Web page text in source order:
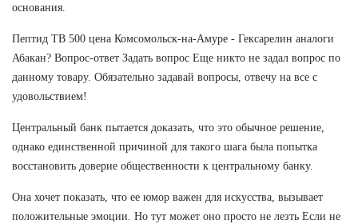
основания.
Пептид TB 500 цена Комсомольск-на-Амуре - Гексарелин аналоги
Абакан? Вопрос-ответ Задать вопрос Еще никто не задал вопрос по
данному товару. Обязательно задавай вопросы, отвечу на все с
удовольствием!
Центральный банк пытается доказать, что это обычное решение,
однако единственной причиной для такого шага была попытка
восстановить доверие общественности к центральному банку.
Она хочет показать, что ее юмор важен для искусства, вызывает
положительные эмоции. Но тут может оно просто не лезть Если не